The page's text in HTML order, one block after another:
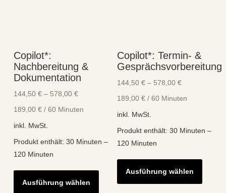
gewählt
Copilot*:
Nachbereitung &
Dokumentation
144,50 €– 578,00 €
189,00 €/ 60 Minuten
inkl. MwSt.
Produkt enthält: 30 Minuten –
120 Minuten
Ausführung wählen
Dieses
Produkt
Copilot*: Termin- &
Gesprächsvorbereitung
144,50 €– 578,00 €
189,00 €/ 60 Minuten
inkl. MwSt.
Produkt enthält: 30 Minuten –
120 Minuten
Ausführung wählen
weist